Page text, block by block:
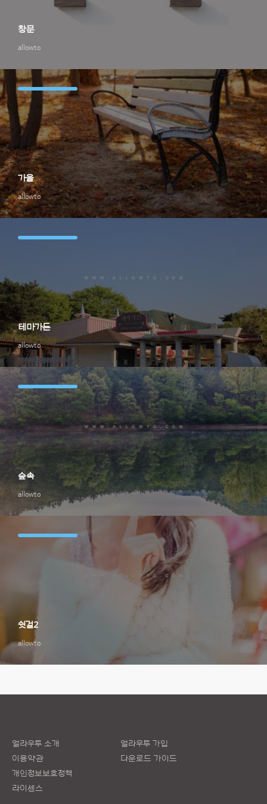
allowto
창문
allowto
가을
allowto
테마가든
allowto
숲속
allowto
쉿걸2
얼라우투 소개
이용약관
개인정보보호정책
라이센스
얼라우투 가입
다운로드 가이드